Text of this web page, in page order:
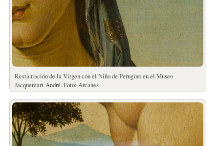
Restauración de la Virgen con el Niño de Perugino en el Museo
Jacquemart-André. Foto: Arcanes